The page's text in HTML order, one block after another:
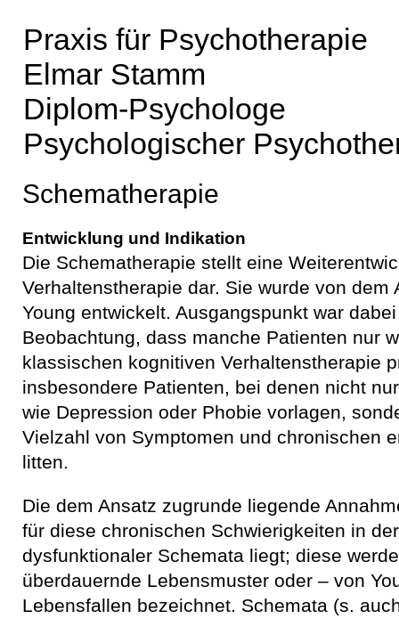
Praxis für Psychotherapie
Elmar Stamm
Diplom-Psychologe
Psychologischer
Schematherapie
Entwicklung und Indikation
Die Schematherapie stellt eine
Verhaltenstherapie dar. Sie wurde von dem
Young entwickelt. Ausgangspunkt war
Beobachtung, dass manche Patienten nur
klassischen kognitiven Verhaltenstherapie
insbesondere Patienten, bei denen nicht
wie Depression oder Phobie vorlagen,
Vielzahl von Symptomen und chronischen
litten.
Die dem Ansatz zugrunde liegende
für diese chronischen Schwierigkeiten in
dysfunktionaler Schemata liegt; diese
überdauernde Lebensmuster oder – von
Lebensfallen bezeichnet. Schemata (s.